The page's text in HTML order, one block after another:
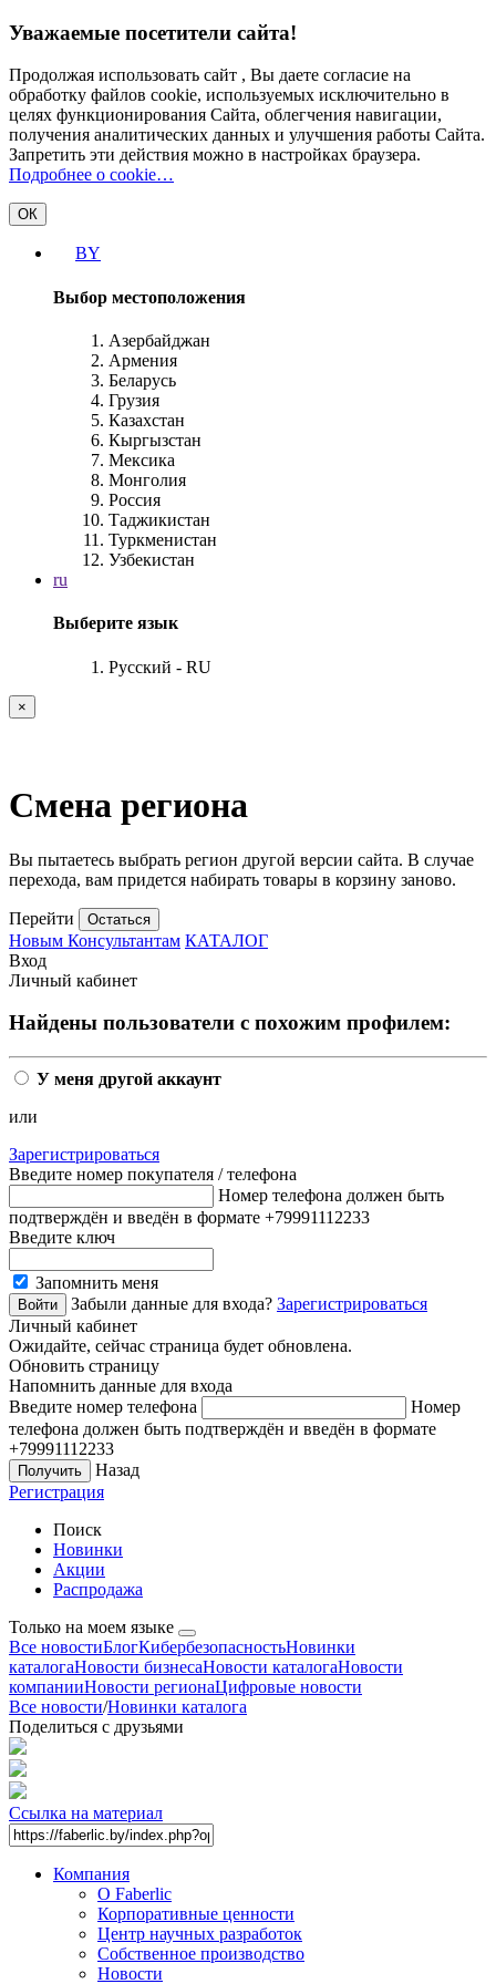
Уважаемые посетители сайта!
Продолжая использовать сайт , Вы даете согласие на
обработку файлов cookie, используемых исключительно в
целях функционирования Сайта, облегчения навигации,
получения аналитических данных и улучшения работы Сайта.
Запретить эти действия можно в настройках браузера.
Подробнее о cookie…
ОК
BY
Выбор местоположения
Азербайджан
Армения
Беларусь
Грузия
Казахстан
Кыргызстан
Мексика
Монголия
Россия
Таджикистан
Туркменистан
Узбекистан
ru
Выберите язык
Русский - RU
×
Смена региона
Вы пытаетесь выбрать регион другой версии сайта. В случае
перехода, вам придется набирать товары в корзину заново.
Перейти Остаться
Новым Консультантам КАТАЛОГ
Вход
Личный кабинет
Найдены пользователи с похожим профилем:
У меня другой аккаунт
или
Зарегистрироваться
Введите номер покупателя / телефона
Номер телефона должен быть
подтверждён и введён в формате +79991112233
Введите ключ
Запомнить меня
Забыли данные для входа? Зарегистрироваться
Личный кабинет
Ожидайте, сейчас страница будет обновлена.
Обновить страницу
Напомнить данные для входа
Введите номер телефона
Номер
телефона должен быть подтверждён и введён в формате
+79991112233
Назад
Регистрация
Поиск
Новинки
Акции
Распродажа
Только на моем языке
Все новостиБлогКибербезопасностьНовинки
каталогаНовости бизнесаНовости каталогаНовости
компанииНовости регионаЦифровые новости
Все новости/Новинки каталога
Поделиться с друзьями
Ссылка на материал
Компания
О Faberlic
Корпоративные ценности
Центр научных разработок
Собственное производство
Новости